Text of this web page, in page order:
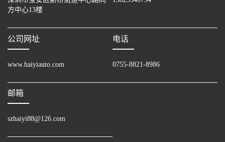
方中心13楼
公司网址
www.haiyiauto.com
电话
0755-8821-8986
邮箱
szhaiyi88@126.com